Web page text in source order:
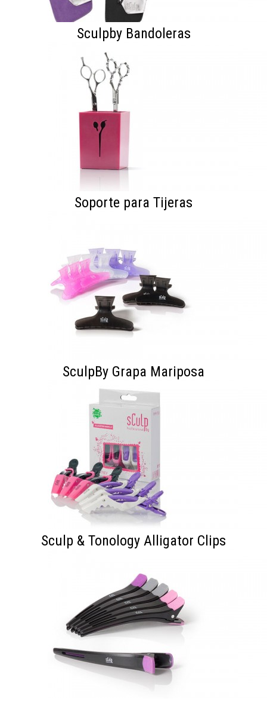
Sculpby Bandoleras
Soporte para Tijeras
SculpBy Grapa Mariposa
Sculp & Tonology Alligator Clips